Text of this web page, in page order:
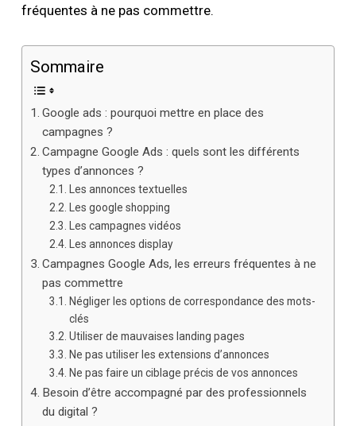
fréquentes à ne pas commettre.
Sommaire
Google ads : pourquoi mettre en place des
campagnes ?
Campagne Google Ads : quels sont les différents
types d’annonces ?
Les annonces textuelles
Les google shopping
Les campagnes vidéos
Les annonces display
Campagnes Google Ads, les erreurs fréquentes à ne
pas commettre
Négliger les options de correspondance des mots-
clés
Utiliser de mauvaises landing pages
Ne pas utiliser les extensions d’annonces
Ne pas faire un ciblage précis de vos annonces
Besoin d’être accompagné par des professionnels
du digital ?